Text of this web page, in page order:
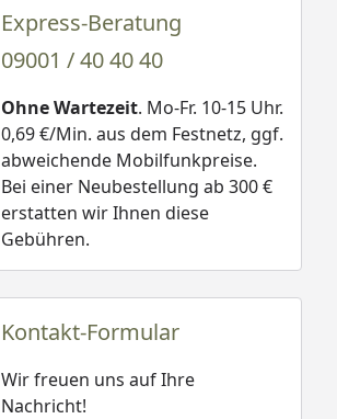
Express-Beratung
09001 / 40 40 40
Ohne Wartezeit. Mo-Fr. 10-15 Uhr.
0,69 €/Min. aus dem Festnetz, ggf.
abweichende Mobilfunkpreise.
Bei einer Neubestellung ab 300 €
erstatten wir Ihnen diese
Gebühren.
Kontakt-Formular
Wir freuen uns auf Ihre
Nachricht!